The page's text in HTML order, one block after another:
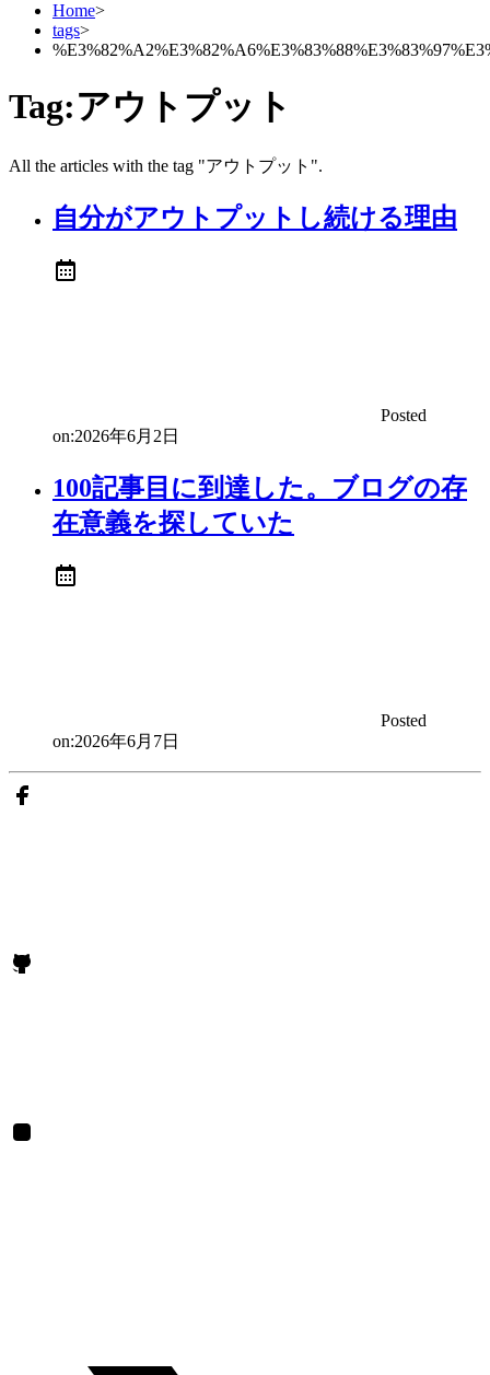
Home>
tags>
Tag:アウトプット
All the articles with the tag "アウトプット".
自分がアウトプットし続ける理由
Posted
on:2026年6月2日
100記事目に到達した。ブログの存
在意義を探していた
Posted
on:2026年6月7日